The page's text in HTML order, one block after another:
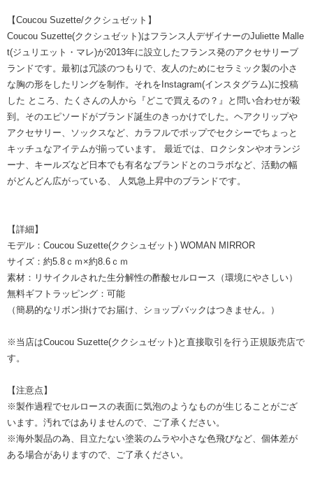
【Coucou Suzette/ククシュゼット】
Coucou Suzette(ククシュゼット)はフランス人デザイナーのJuliette Malle
t(ジュリエット・マレ)が2013年に設立したフランス発のアクセサリーブ
ランドです。最初は冗談のつもりで、友人のためにセラミック製の小さ
な胸の形をしたリングを制作。それをInstagram(インスタグラム)に投稿
した ところ、たくさんの人から『どこで買えるの？』と問い合わせが殺
到。そのエピソードがブランド誕生のきっかけでした。ヘアクリップや
アクセサリー、ソックスなど、カラフルでポップでセクシーでちょっと
キッチュなアイテムが揃っています。 最近では、ロクシタンやオランジ
ーナ、キールズなど日本でも有名なブランドとのコラボなど、活動の幅
がどんどん広がっている、 人気急上昇中のブランドです。
【詳細】
モデル：Coucou Suzette(ククシュゼット) WOMAN MIRROR
サイズ：約5.8ｃｍ×約8.6ｃｍ
素材：リサイクルされた生分解性の酢酸セルロース（環境にやさしい）
無料ギフトラッピング：可能
（簡易的なリボン掛けでお届け、ショップバックはつきません。）
※当店はCoucou Suzette(ククシュゼット)と直接取引を行う正規販売店で
す。
【注意点】
※製作過程でセルロースの表面に気泡のようなものが生じることがござ
います。汚れではありませんので、ご了承ください。
※海外製品の為、目立たない塗装のムラや小さな色飛びなど、個体差が
ある場合がありますので、ご了承ください。